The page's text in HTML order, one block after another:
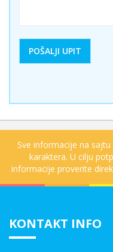
Sve informacije na
karaktera. U cilju
informacije proverite
KONTAKT INFO